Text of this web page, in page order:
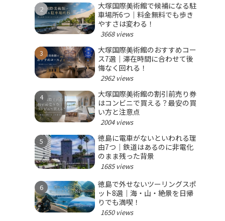
大塚国際美術館で候補になる駐
車場所6つ｜料金無料でも歩き
やすさは変わる！
3668 views
大塚国際美術館のおすすめコー
ス7選｜滞在時間に合わせて後
悔なく回れる！
2962 views
大塚国際美術館の割引前売り券
はコンビニで買える？最安の買
い方と注意点
2004 views
徳島に電車がないといわれる理
由7つ｜鉄道はあるのに非電化
のまま残った背景
1685 views
徳島で外せないツーリングスポ
ット8選｜海・山・絶景を日帰
りでも満喫！
1650 views